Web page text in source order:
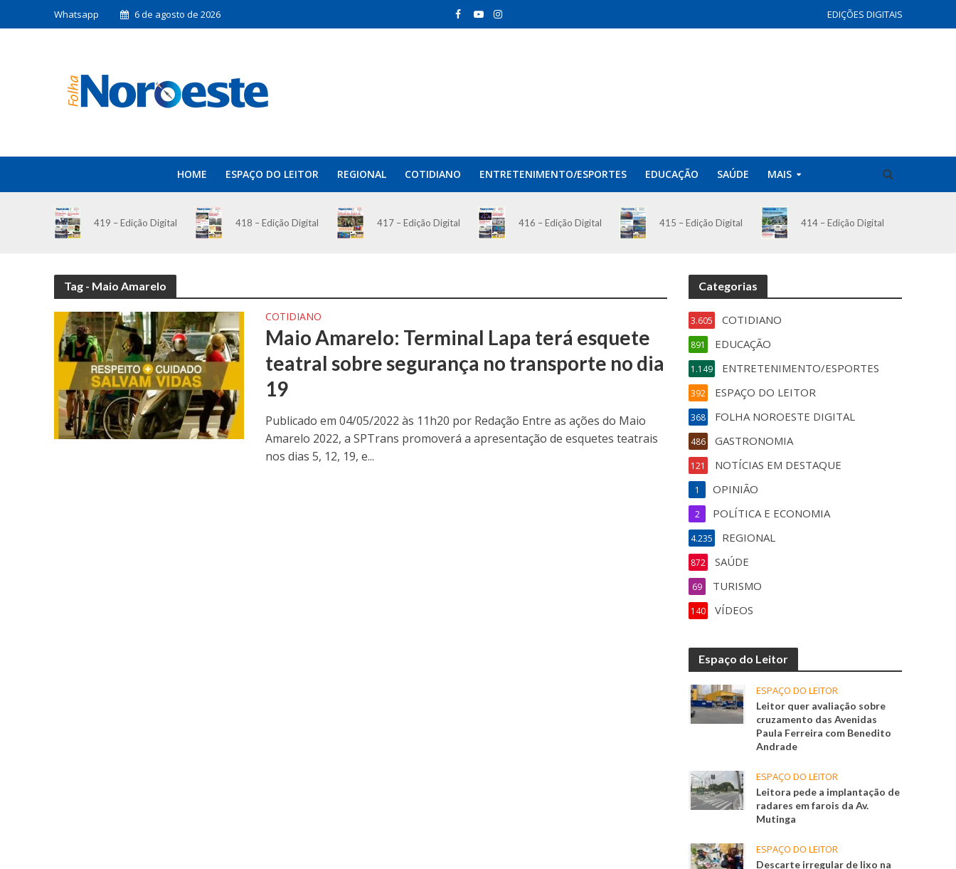
Whatsapp 6 de agosto de 2026 EDIÇÕES DIGITAIS
HOME ESPAÇO DO LEITOR REGIONAL COTIDIANO ENTRETENIMENTO/ESPORTES EDUCAÇÃO SAÚDE MAIS
419 – Edição Digital 418 – Edição Digital 417 – Edição Digital 416 – Edição Digital 415 – Edição Digital 414 – Edição Digital
Tag - Maio Amarelo
COTIDIANO
Maio Amarelo: Terminal Lapa terá esquete
teatral sobre segurança no transporte no dia
19
Publicado em 04/05/2022 às 11h20 por Redação Entre as ações do Maio
Amarelo 2022, a SPTrans promoverá a apresentação de esquetes teatrais
nos dias 5, 12, 19, e...
Categorias
COTIDIANO
3.605
EDUCAÇÃO
891
ENTRETENIMENTO/ESPORTES
1.149
ESPAÇO DO LEITOR
392
FOLHA NOROESTE DIGITAL
368
GASTRONOMIA
486
NOTÍCIAS EM DESTAQUE
121
OPINIÃO
1
POLÍTICA E ECONOMIA
2
REGIONAL
4.235
SAÚDE
872
TURISMO
69
VÍDEOS
140
Espaço do Leitor
ESPAÇO DO LEITOR
Leitor quer avaliação sobre
cruzamento das Avenidas
Paula Ferreira com Benedito
Andrade
ESPAÇO DO LEITOR
Leitora pede a implantação de
radares em farois da Av.
Mutinga
ESPAÇO DO LEITOR
Descarte irregular de lixo na